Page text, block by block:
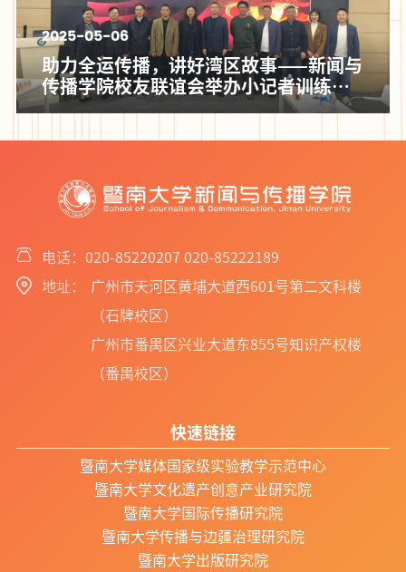
2025-05-06
助力全运传播，讲好湾区故事——新闻与
传播学院校友联谊会举办小记者训练营
创新探讨会
电话：020-85220207 020-85222189
地址：
广州市天河区黄埔大道西601号第二文科楼
（石牌校区）
广州市番禺区兴业大道东855号知识产权楼
（番禺校区）
快速链接
暨南大学媒体国家级实验教学示范中心
暨南大学文化遗产创意产业研究院
暨南大学国际传播研究院
暨南大学传播与边疆治理研究院
暨南大学出版研究院